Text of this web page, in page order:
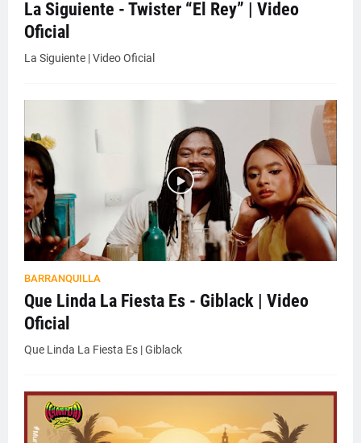
La Siguiente - Twister “El Rey” | Video
Oficial
La Siguiente | Video Oficial
BARRANQUILLA
Que Linda La Fiesta Es - Giblack | Video
Oficial
Que Linda La Fiesta Es | Giblack